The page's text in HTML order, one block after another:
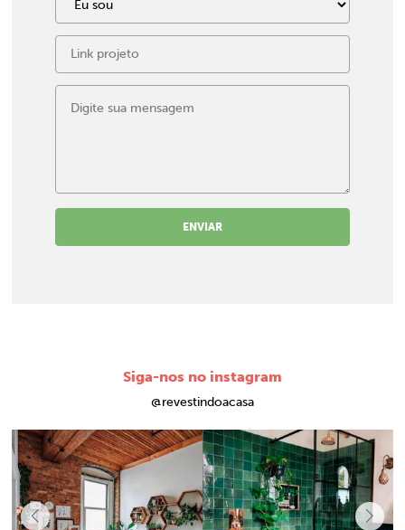
ENVIAR
Siga-nos no instagram
@revestindoacasa